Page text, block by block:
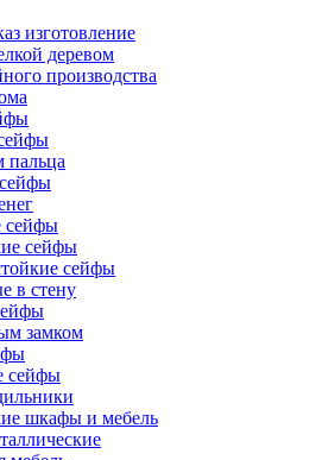
изготовление
деревом
производства
пальца
сейфы
сейфы
сейфы
в стену
замком
сейфы
шкафы и мебель